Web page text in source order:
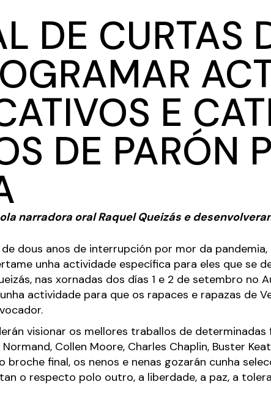
DE CURTAS
E
DE PARÓN
narradora oral Raquel Queizás e
dous anos de interrupción por mor da
unha actividade específica para eles que se
nas xornadas dos días 1 e 2 de setembro no
actividade para que os rapaces e rapazas de
visionar os mellores traballos de
Collen Moore, Charles Chaplin, Buster
broche final, os nenos e nenas gozarán cunha
o respecto polo outro, a liberdade, a paz, a